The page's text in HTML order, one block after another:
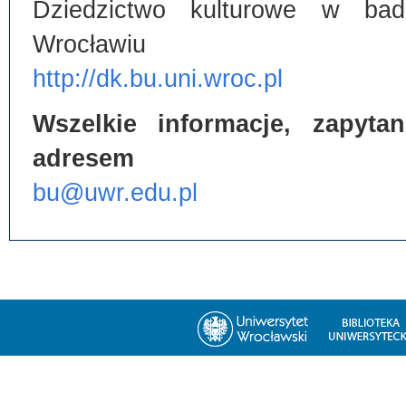
Dziedzictwo kulturowe w
Wrocławiu
http://dk.bu.uni.wroc.pl
Wszelkie informacje,
adresem
bu@uwr.edu.pl